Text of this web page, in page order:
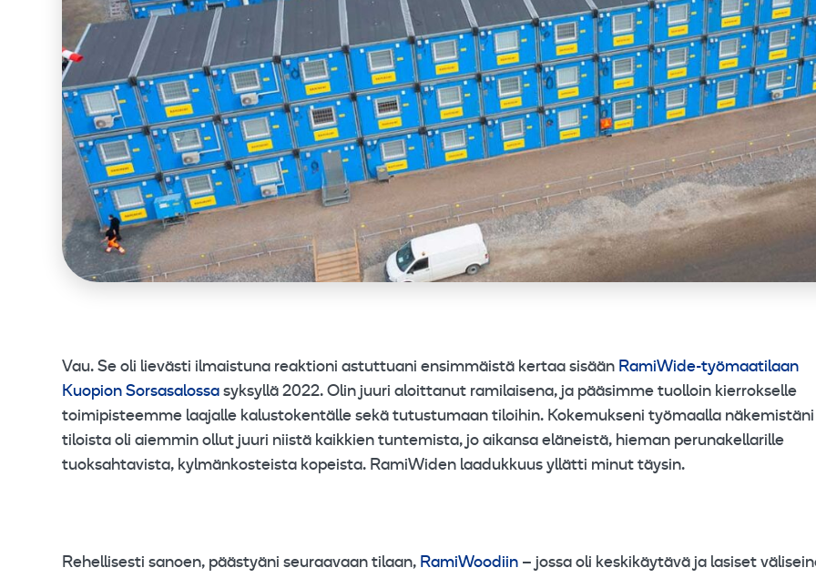
Vau. Se oli lievästi ilmaistuna reaktioni astuttuani ensimmäistä kertaa sisään RamiWide-työmaatilaan
Kuopion Sorsasalossa syksyllä 2022. Olin juuri aloittanut ramilaisena, ja pääsimme tuolloin kierrokselle
toimipisteemme laajalle kalustokentälle sekä tutustumaan tiloihin. Kokemukseni työmaalla näkemistäni
tiloista oli aiemmin ollut juuri niistä kaikkien tuntemista, jo aikansa eläneistä, hieman perunakellarille
tuoksahtavista, kylmänkosteista kopeista. RamiWiden laadukkuus yllätti minut täysin.
Rehellisesti sanoen, päästyäni seuraavaan tilaan, RamiWoodiin – jossa oli keskikäytävä ja lasiset